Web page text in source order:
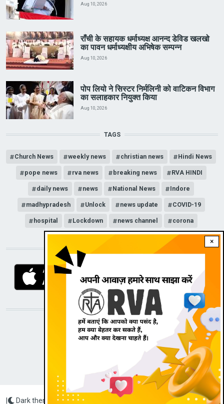
×
Aug 10, 2026
राँची के सहायक धर्माध्यक्ष आनन्द डेविड खलखो
का पावन धर्माध्यक्षीय अभिषेक सम्पन्न
Aug 10, 2026
पोप लियो ने सिस्टर निर्मलिनी को वाटिकन विभाग
का सलाहकार नियुक्त किया
Aug 10, 2026
TAGS
Church News weekly news christian news Hindi News
pope news rva news breaking news RVA HINDI
daily news news National News Indore
madhypradesh Unlock news update COVID-19
hospital Lockdown news channel corona
STAY CONNECTED WITH US!
Dark theme